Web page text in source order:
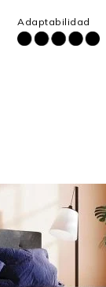
Adaptabilidad